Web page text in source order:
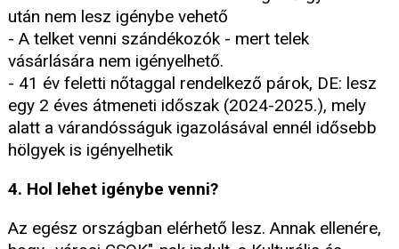
után nem lesz igénybe vehető
- A telket venni szándékozók - mert telek
vásárlására nem igényelhető.
- 41 év feletti nőtaggal rendelkező párok, DE: lesz
egy 2 éves átmeneti időszak (2024-2025.), mely
alatt a várandósságuk igazolásával ennél idősebb
hölgyek is igényelhetik
4. Hol lehet igénybe venni?
Az egész országban elérhető lesz. Annak ellenére,